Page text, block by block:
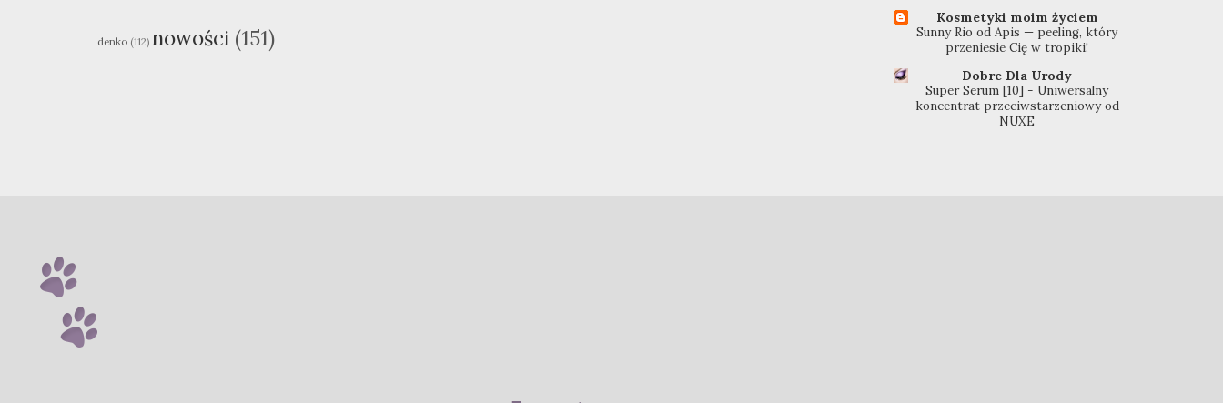
denko (112) nowości (151)
Kosmetyki moim życiem
Sunny Rio od Apis — peeling, który
przeniesie Cię w tropiki!
Dobre Dla Urody
Super Serum [10] - Uniwersalny
koncentrat przeciwstarzeniowy od
NUXE